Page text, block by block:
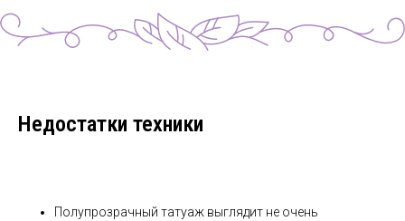
Недостатки техники
Полупрозрачный татуаж выглядит не очень